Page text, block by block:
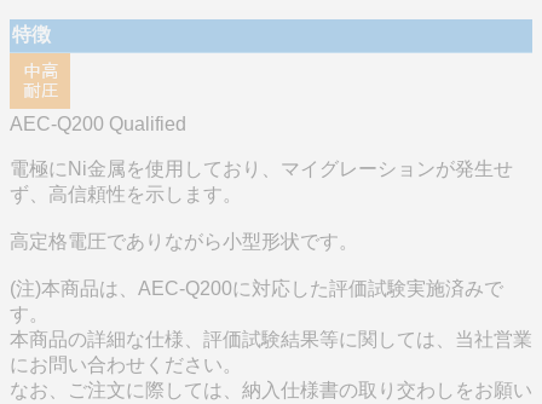
特徴
AEC-Q200 Qualified
電極にNi金属を使用しており、マイグレーションが発生せ
ず、高信頼性を示します。
高定格電圧でありながら小型形状です。
(注)本商品は、AEC-Q200に対応した評価試験実施済みで
す。
本商品の詳細な仕様、評価試験結果等に関しては、当社営業
にお問い合わせください。
なお、ご注文に際しては、納入仕様書の取り交わしをお願い